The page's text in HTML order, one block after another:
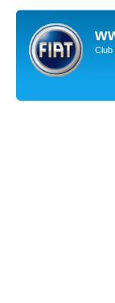
Club